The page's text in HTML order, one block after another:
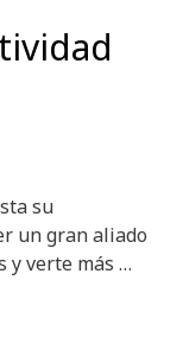
su
un gran aliado
y verte más …